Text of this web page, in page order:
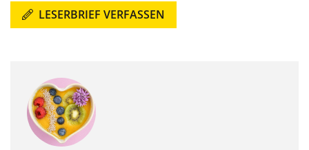
LESERBRIEF VERFASSEN